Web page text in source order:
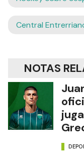
Central
NOTAS